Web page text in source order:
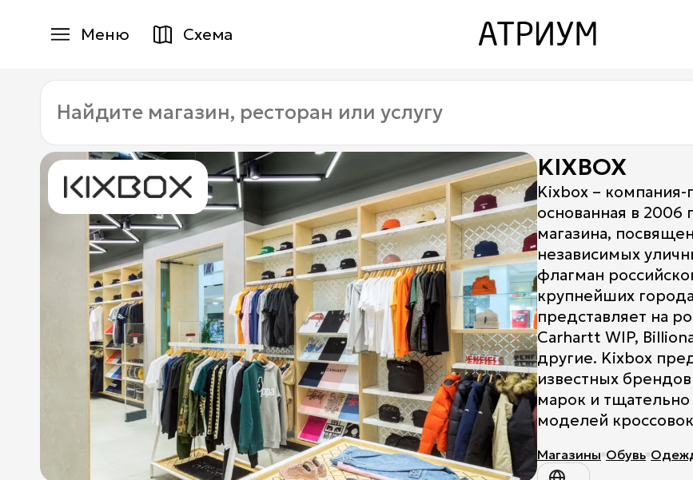
Меню Схема
Еда
Детям
О торговом центре
Контакты
Ваканcии
Заявка на аренду
Рекламные услуги
Контакты
+7 (495) 970-15-55
info@atrium.su
Найдите
магазин,
ресторан
или
услугу:
KIXBOX
Kixbox –
основанная в 2006
магазина,
независимых
флагман
крупнейших
представляет на
Carhartt WIP,
другие. Kixbox
известных
марок и
моделей
Магазины Обувь
Title